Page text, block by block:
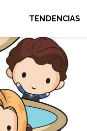
TENDENCIAS